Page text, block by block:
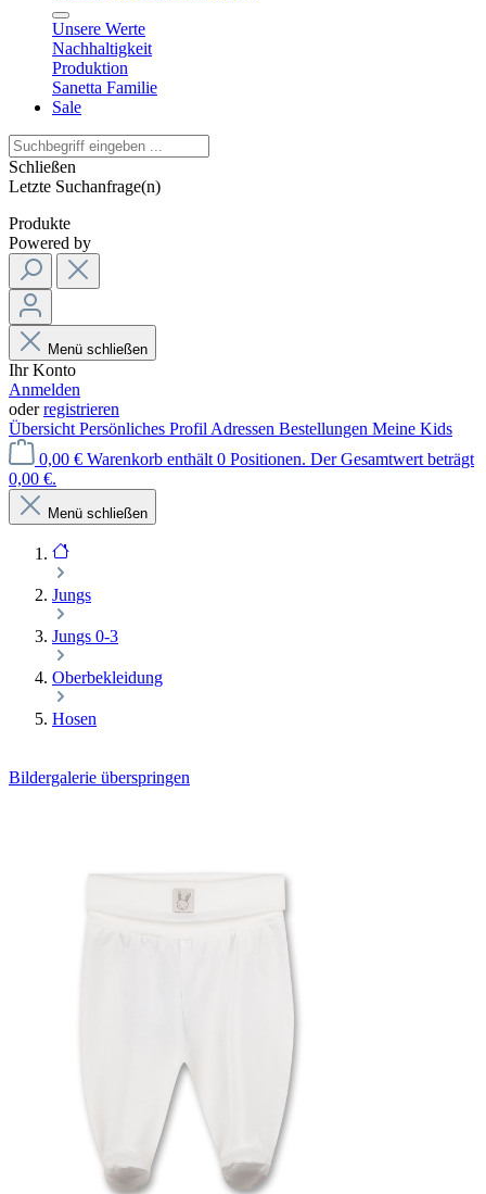
Unsere Werte
Nachhaltigkeit
Produktion
Sanetta Familie
Sale
Schließen
Letzte Suchanfrage(n)
Produkte
Powered by
Menü schließen
Ihr Konto
Anmelden
oderregistrieren
Übersicht Persönliches Profil Adressen Bestellungen Meine Kids
0,00 € Warenkorb enthält 0 Positionen. Der Gesamtwert beträgt
0,00 €.
Menü schließen
Jungs
Jungs 0-3
Oberbekleidung
Hosen
Bildergalerie überspringen